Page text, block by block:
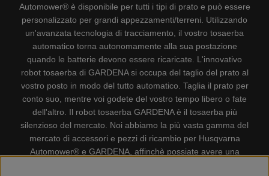
Automower® è disponibile per tutti i tipi di prato e può essere
personalizzato per grandi appezzamenti/terreni. Utilizzando
un'avanzata tecnologia di tracciamento, il vostro tosaerba
automatico torna autonomamente alla sua postazione
quando le batterie devono essere ricaricate. L'innovativo
robot tosaerba di GARDENA si occupa del taglio del prato al
vostro posto in modo del tutto automatico. Taglia il prato per
conto suo, mentre voi godete del vostro tempo libero o fate
dell'altro. Il robot tosaerba GARDENA è il tosaerba più
silenzioso del mercato. Noi abbiamo la più vasta gamma del
mercato di accessori e pezzi di ricambio per Husqvarna
Automower® e GARDENA, affinchè possiate avere una